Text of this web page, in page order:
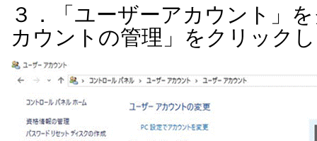
３．「ユーザーアカウント」
カウントの管理」をクリック